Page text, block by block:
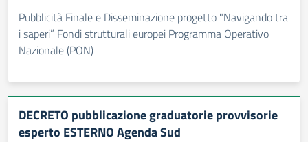
Pubblicità Finale e Disseminazione progetto "Navigando tra
i saperi” Fondi strutturali europei Programma Operativo
Nazionale (PON)
DECRETO pubblicazione graduatorie provvisorie
esperto ESTERNO Agenda Sud